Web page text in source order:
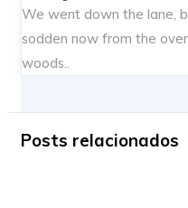
We went down the lane,
sodden now from the
woods..
Posts relacionados